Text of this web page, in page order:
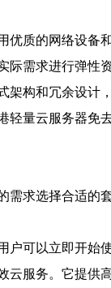
优质的网络设备
际需求进行弹性
架构和冗余设计
轻量云服务器免
需求选择合适的套
户可以立即开始使
云服务。它提供